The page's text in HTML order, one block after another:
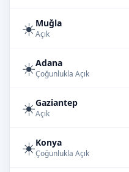
☀️Muğla
Açık
☀️Adana
Çoğunlukla Açık
☀️Gaziantep
Açık
☀️Konya
Çoğunlukla Açık